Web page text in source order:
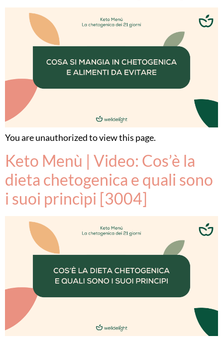
You are unauthorized to view this page.
Keto Menù | Video: Cos’è la
dieta chetogenica e quali sono
i suoi princìpi [3004]